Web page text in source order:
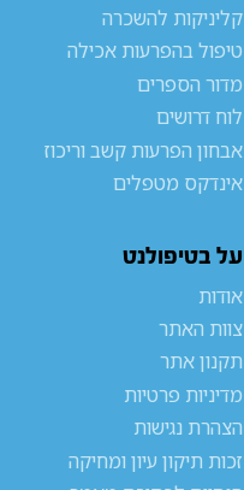
קליניקות להשכרה
טיפול בהפרעות אכילה
מדור הספרים
לוח דרושים
אבחון הפרעות קשב וריכוז
אינדקס מטפלים
על בטיפולנט
אודות
צוות האתר
תקנון אתר
מדיניות פרטיות
הצהרת נגישות
זכות תיקון עיון ומחיקה